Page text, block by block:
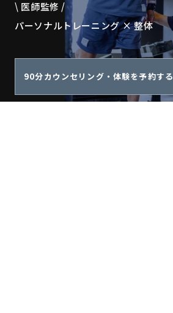
\ 医師監修 /
パーソナルトレーニング × 整体
90分カウンセリング・体験を予約する